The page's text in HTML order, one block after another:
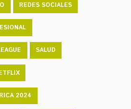
REDES SOCIALES
SALUD
2024